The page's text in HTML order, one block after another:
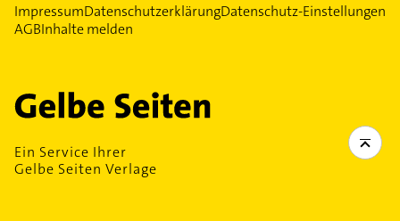
ImpressumDatenschutzerklärungDatenschutz-Einstellungen
AGBInhalte melden
Ein Service Ihrer
Gelbe Seiten Verlage